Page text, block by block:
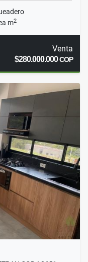
m2
Venta
$280.000.000COP